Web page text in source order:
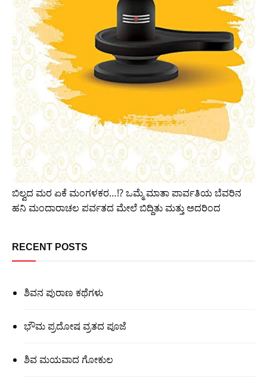
ಬಿಲ್ವದ ಮರ ಏಕೆ ಮಂಗಳಕರ…!? ಒಮ್ಮೆ ಮಾತಾ ಪಾರ್ವತಿಯ ಬೆವರಿನ
ಹನಿ ಮಂದಾರಾಚಲ ಪರ್ವತದ ಮೇಲೆ ಬಿದ್ದಿತು ಮತ್ತು ಅದರಿಂದ
RECENT POSTS
ಶಿವನ ಪುರಾಣ ಕಥೆಗಳು
ಭೌಮ ಪ್ರದೋಷ ವ್ರತದ ಪೂಜೆ
ಶಿವ ಮಯವಾದ ಗೋಕುಲ